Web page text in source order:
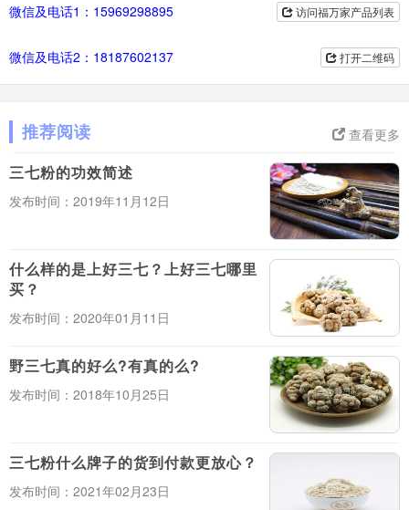
访问福万家产品列表
微信及电话1：15969298895
打开二维码
微信及电话2：18187602137
查看更多
推荐阅读
三七粉的功效简述
发布时间：2019年11月12日
什么样的是上好三七？上好三七哪里
买？
发布时间：2020年01月11日
野三七真的好么?有真的么?
发布时间：2018年10月25日
三七粉什么牌子的货到付款更放心？
发布时间：2021年02月23日